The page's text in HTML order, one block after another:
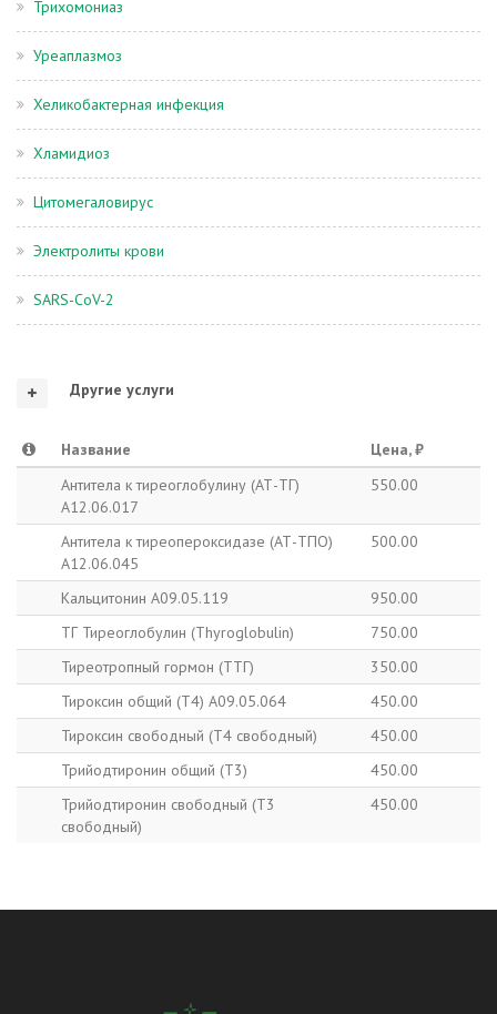
Трихомониаз
Уреаплазмоз
Хеликобактерная инфекция
Хламидиоз
Цитомегаловирус
Электролиты крови
SARS-CoV-2
Другие услуги
Название
Цена, ₽
Антитела к тиреоглобулину (АТ-ТГ)
A12.06.017
550.00
Антитела к тиреопероксидазе (АТ-ТПО)
A12.06.045
500.00
Кальцитонин A09.05.119
950.00
ТГ Тиреоглобулин (Thyroglobulin)
750.00
Тиреотропный гормон (ТТГ)
350.00
Тироксин общий (Т4) A09.05.064
450.00
Тироксин свободный (Т4 свободный)
450.00
Трийодтиронин общий (T3)
450.00
Трийодтиронин свободный (Т3
свободный)
450.00